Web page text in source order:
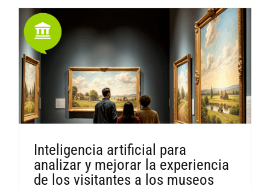
Inteligencia artificial para
analizar y mejorar la experiencia
de los visitantes a los museos